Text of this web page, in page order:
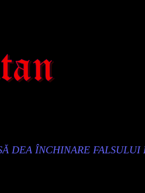
DEA ÎNCHINARE